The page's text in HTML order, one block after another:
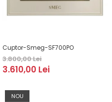
Cuptor-Smeg-SF700PO
3.800,00 Lei
3.610,00 Lei
NOU